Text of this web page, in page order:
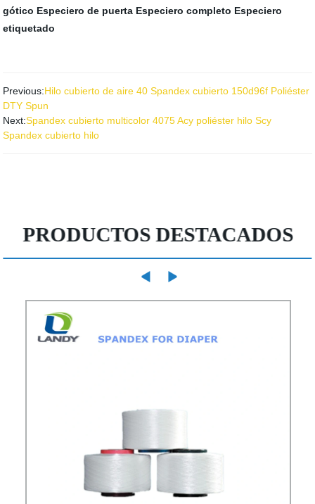
gótico Especiero de puerta Especiero completo Especiero
etiquetado
Previous:Hilo cubierto de aire 40 Spandex cubierto 150d96f Poliéster
DTY Spun
Next:Spandex cubierto multicolor 4075 Acy poliéster hilo Scy
Spandex cubierto hilo
PRODUCTOS DESTACADOS